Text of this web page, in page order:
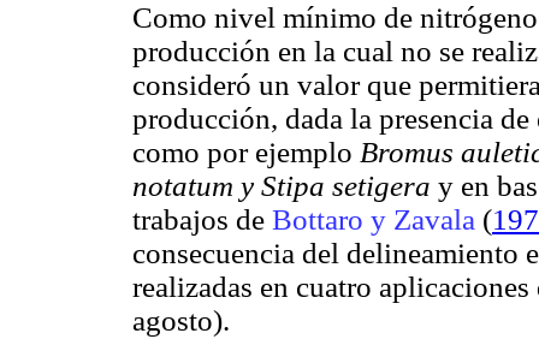
Como nivel mínimo de
producción en la cual no se
consideró un valor que
producción, dada la presencia
como por ejemplo Bromus
notatum y Stipa setigera y en
trabajos de Bottaro y Zavala (
consecuencia del delineamiento
realizadas en cuatro
agosto).